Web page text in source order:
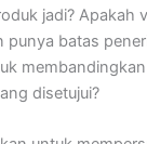
jadi? Apakah
punya batas
disetujui?